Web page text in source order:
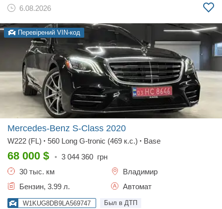
6.08.2026
Перевірений VIN-код
Mercedes-Benz S-Class 2020
W222 (FL) • 560 Long G-tronic (469 к.с.) • Base
68 000 $ • 3 044 360 грн
30 тыс. км
Владимир
Бензин, 3.99 л.
Автомат
W1KUG8DB9LA569747 Был в ДТП